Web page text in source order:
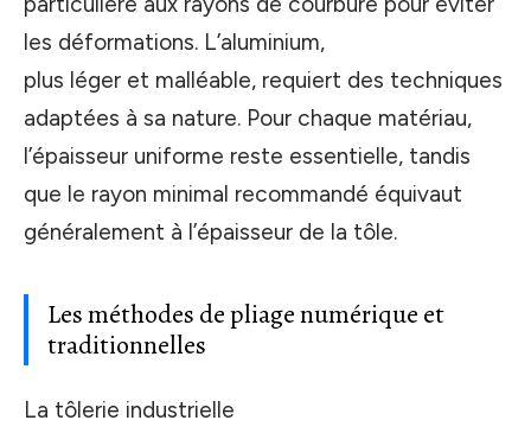
les déformations. L’aluminium,
plus léger et malléable, requiert des techniques
adaptées à sa nature. Pour chaque matériau,
l’épaisseur uniforme reste essentielle, tandis
que le rayon minimal recommandé équivaut
généralement à l’épaisseur de la tôle.
Les méthodes de pliage numérique et
traditionnelles
La tôlerie industrielle